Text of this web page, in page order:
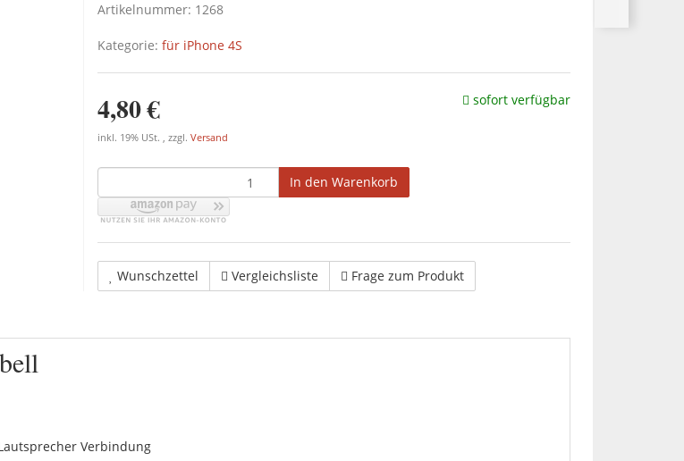
Artikelnummer: 1268
Kategorie: für iPhone 4S
4,80 €
inkl. 19% USt. , zzgl. Versand
sofort verfügbar
In den Warenkorb
Wunschzettel Vergleichsliste Frage zum Produkt
Verbindung